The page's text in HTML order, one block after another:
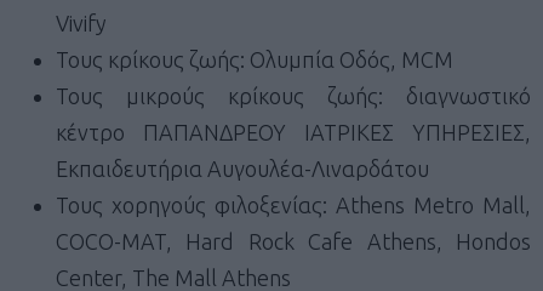
Vivify
Τους κρίκους ζωής: Ολυμπία Οδός, MCM
Τους μικρούς κρίκους ζωής: διαγνωστικό
κέντρο ΠΑΠΑΝΔΡΕΟΥ ΙΑΤΡΙΚΕΣ ΥΠΗΡΕΣΙΕΣ,
Εκπαιδευτήρια Αυγουλέα-Λιναρδάτου
Τους χορηγούς φιλοξενίας: Athens Metro Mall,
COCO-MAT, Hard Rock Cafe Athens, Hondos
Center, The Mall Athens